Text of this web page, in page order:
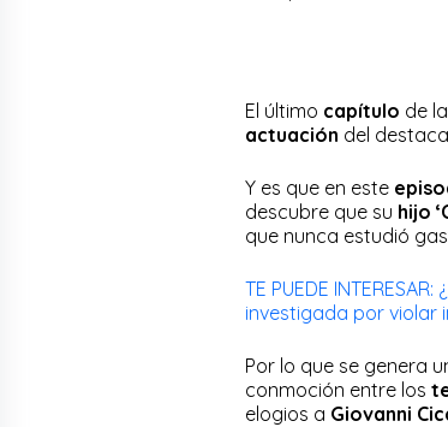
El último capítulo de
actuación del
Y es que en este
descubre que su hijo
que nunca estudió
TE PUEDE
investigada por violar
Por lo que se genera
conmoción entre los
elogios a Giovanni